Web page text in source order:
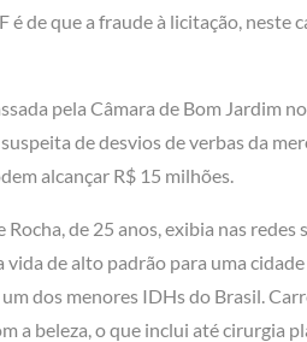
é de que a fraude à licitação, neste
pela Câmara de Bom Jardim
de desvios de verbas da
alcançar R$ 15 milhões.
Rocha, de 25 anos, exibia nas redes
vida de alto padrão para uma
dos menores IDHs do Brasil.
a beleza, o que inclui até cirurgia